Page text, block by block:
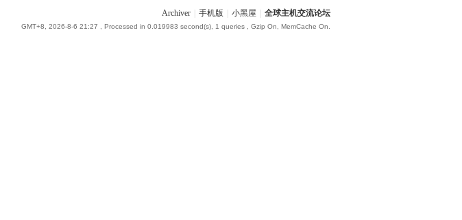
Archiver 手机版 小黑屋 全球主机交流论坛
GMT+8, 2026-8-6 21:27 , Processed in 0.019983 second(s), 1 queries , Gzip On, MemCache On.